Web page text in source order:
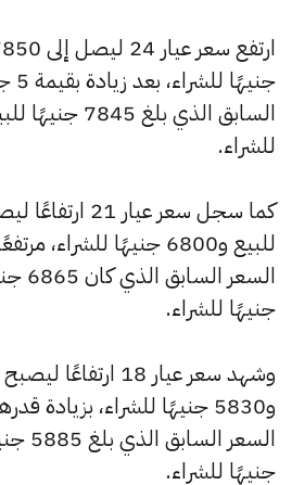
للشراء.
جنيهًا للشراء.
جنيهًا للشراء.